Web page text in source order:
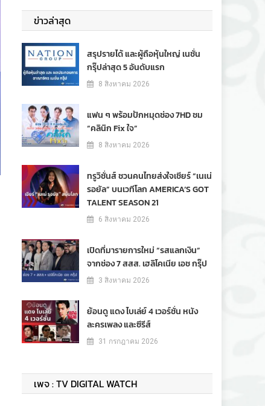
ข่าวล่าสุด
สรุปรายได้ และผู้ถือหุ้นใหญ่ เนชั่น
กรุ๊ปล่าสุด 5 อันดับแรก
8 สิงหาคม 2026
แฟน ๆ พร้อมปักหมุดช่อง 7HD ชม
“คลินิก Fix ใจ”
8 สิงหาคม 2026
ทรูวิชั่นส์ ชวนคนไทยส่งใจเชียร์ “เนเน่
รอยัล” บนเวทีโลก AMERICA’S GOT
TALENT SEASON 21
6 สิงหาคม 2026
เปิดที่มารายการใหม่ “รสแลกเงิน”
จากช่อง 7 สสส. เฮลิโคเนีย เอช กรุ๊ป
3 สิงหาคม 2026
ย้อนดู แดง ไบเล่ย์ 4 เวอร์ชั่น หนัง
ละครเพลง และซีรีส์
31 กรกฎาคม 2026
เพจ : TV DIGITAL WATCH